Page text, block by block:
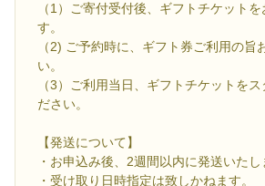
（1）ご寄付受付後、ギフトチケット
す。
（2) ご予約時に、ギフト券ご利用の旨
い。
（3）ご利用当日、ギフトチケットをス
ださい。
【発送について】
・お申込み後、2週間以内に発送いたし
・受け取り日時指定は致しかねます。